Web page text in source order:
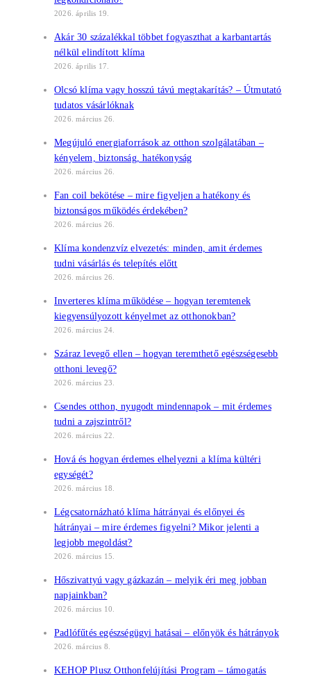
2026. április 19.
Akár 30 százalékkal többet fogyaszthat a karbantartás
nélkül elindított klíma
2026. április 17.
Olcsó klíma vagy hosszú távú megtakarítás? – Útmutató
tudatos vásárlóknak
2026. március 26.
Megújuló energiaforrások az otthon szolgálatában –
kényelem, biztonság, hatékonyság
2026. március 26.
Fan coil bekötése – mire figyeljen a hatékony és
biztonságos működés érdekében?
2026. március 26.
Klíma kondenzvíz elvezetés: minden, amit érdemes
tudni vásárlás és telepítés előtt
2026. március 26.
Inverteres klíma működése – hogyan teremtenek
kiegyensúlyozott kényelmet az otthonokban?
2026. március 24.
Száraz levegő ellen – hogyan teremthető egészségesebb
otthoni levegő?
2026. március 23.
Csendes otthon, nyugodt mindennapok – mit érdemes
tudni a zajszintről?
2026. március 22.
Hová és hogyan érdemes elhelyezni a klíma kültéri
egységét?
2026. március 18.
Légcsatornázható klíma hátrányai és előnyei és
hátrányai – mire érdemes figyelni? Mikor jelenti a
legjobb megoldást?
2026. március 15.
Hőszivattyú vagy gázkazán – melyik éri meg jobban
napjainkban?
2026. március 10.
Padlófűtés egészségügyi hatásai – előnyök és hátrányok
2026. március 8.
KEHOP Plusz Otthonfelújítási Program – támogatás